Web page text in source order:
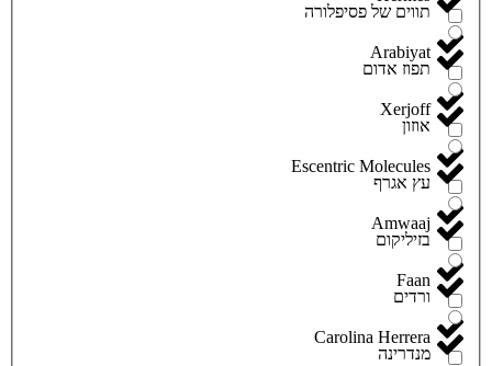
Arabiyat
Xerjoff
Escentric Molecules
Amwaaj
Faan
Carolina Herrera
תווים של פסיפלורה
תפוז אדום
אוזון
עץ אגרף
בזיליקום
ורדים
מנדרינה